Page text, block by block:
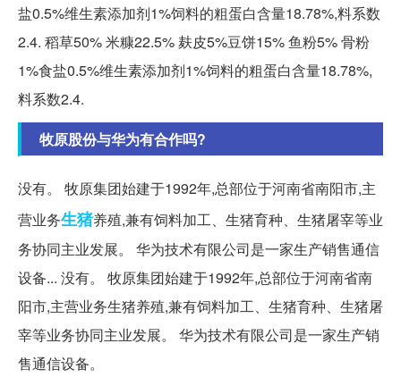
盐0.5%维生素添加剂1%饲料的粗蛋白含量18.78%,料系数
2.4. 稻草50% 米糠22.5% 麸皮5%豆饼15% 鱼粉5% 骨粉
1%食盐0.5%维生素添加剂1%饲料的粗蛋白含量18.78%,
料系数2.4.
牧原股份与华为有合作吗?
没有。 牧原集团始建于1992年,总部位于河南省南阳市,主
营业务生猪养殖,兼有饲料加工、生猪育种、生猪屠宰等业
务协同主业发展。 华为技术有限公司是一家生产销售通信
设备... 没有。 牧原集团始建于1992年,总部位于河南省南
阳市,主营业务生猪养殖,兼有饲料加工、生猪育种、生猪屠
宰等业务协同主业发展。 华为技术有限公司是一家生产销
售通信设备。